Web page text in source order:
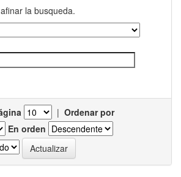
la busqueda.
| Ordenar por
En orden